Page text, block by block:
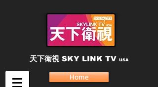
天下衛視 SKY LINK TV USA
Home